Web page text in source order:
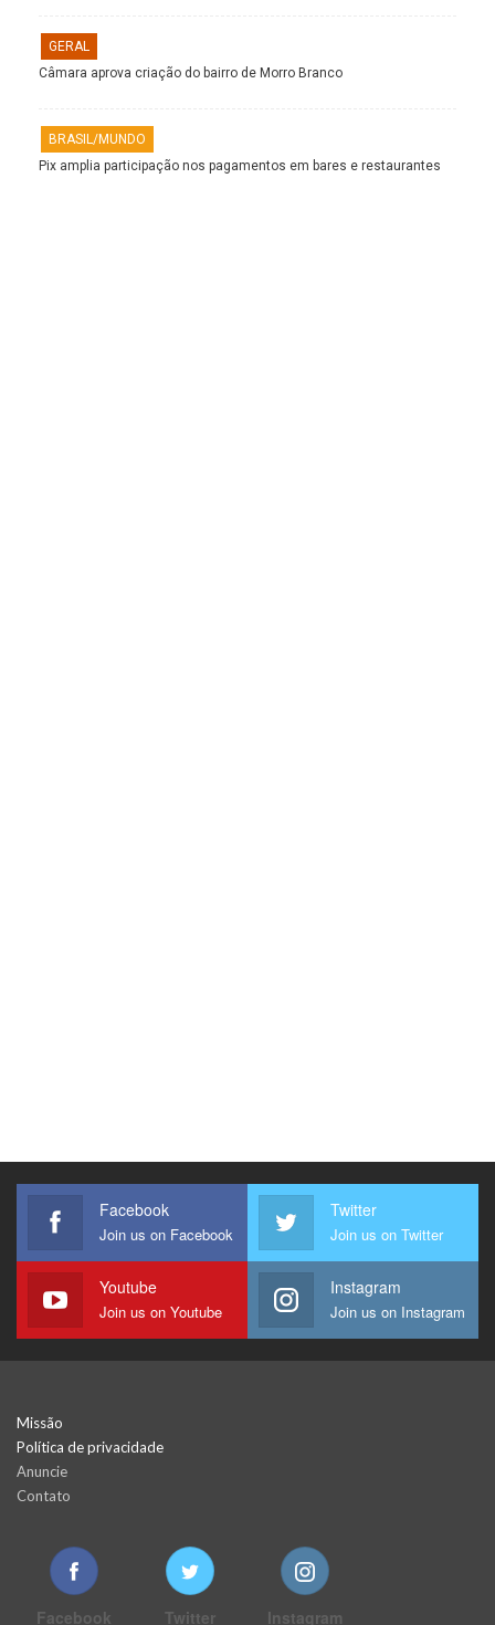
GERAL
Câmara aprova criação do bairro de Morro Branco
BRASIL/MUNDO
Pix amplia participação nos pagamentos em bares e restaurantes
Facebook
Join us on Facebook
Twitter
Join us on Twitter
Youtube
Join us on Youtube
Instagram
Join us on Instagram
Missão
Política de privacidade
Anuncie
Contato
Facebook Twitter Instagram